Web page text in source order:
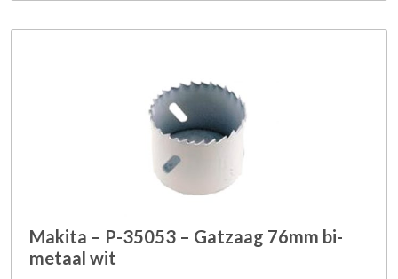
Makita – P-35053 – Gatzaag 76mm bi-
metaal wit